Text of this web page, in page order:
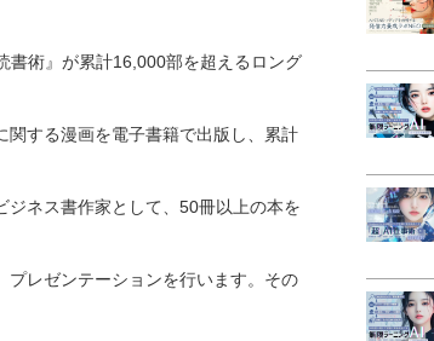
書術』が累計16,000部を超えるロング
関する漫画を電子書籍で出版し、累計
ネス書作家として、50冊以上の本を
レゼンテーションを行います。その